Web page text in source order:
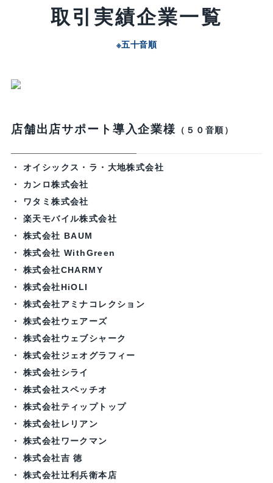
取引実績企業一覧
※五十音順
店舗出店サポート導入企業様 （５０音順）
オイシックス・ラ・大地株式会社
カンロ株式会社
ワタミ株式会社
楽天モバイル株式会社
株式会社 BAUM
株式会社 WithGreen
株式会社CHARMY
株式会社HiOLI
株式会社アミナコレクション
株式会社ウェアーズ
株式会社ウェブシャーク
株式会社ジェオグラフィー
株式会社シライ
株式会社スペッチオ
株式会社ティップトップ
株式会社レリアン
株式会社ワークマン
株式会社吉 徳
株式会社辻利兵衛本店